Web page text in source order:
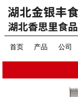
首页 产品 公司